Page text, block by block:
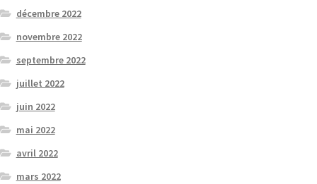
décembre 2022
novembre 2022
septembre 2022
juillet 2022
juin 2022
mai 2022
avril 2022
mars 2022